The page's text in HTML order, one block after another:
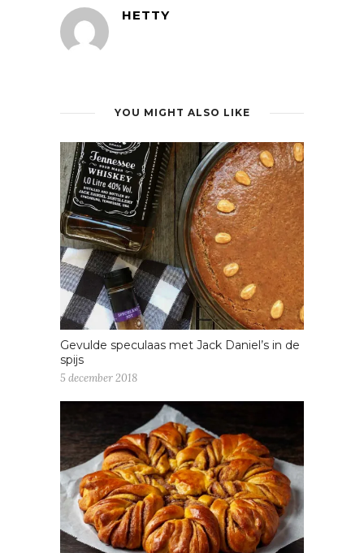
HETTY
YOU MIGHT ALSO LIKE
Gevulde speculaas met Jack Daniel’s in de
spijs
5 december 2018